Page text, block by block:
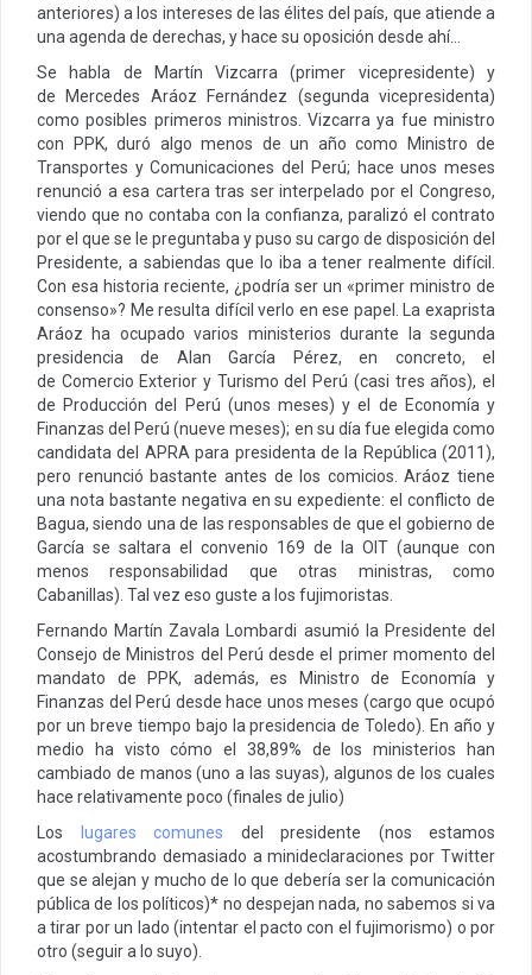
anteriores) a los intereses de las élites del país, que atiende a
una agenda de derechas, y hace su oposición desde ahí…
Se habla de Martín Vizcarra (primer vicepresidente) y
de Mercedes Aráoz Fernández (segunda vicepresidenta)
como posibles primeros ministros. Vizcarra ya fue ministro
con PPK, duró algo menos de un año como Ministro de
Transportes y Comunicaciones del Perú; hace unos meses
renunció a esa cartera tras ser interpelado por el Congreso,
viendo que no contaba con la confianza, paralizó el contrato
por el que se le preguntaba y puso su cargo de disposición del
Presidente, a sabiendas que lo iba a tener realmente difícil.
Con esa historia reciente, ¿podría ser un «primer ministro de
consenso»? Me resulta difícil verlo en ese papel. La exaprista
Aráoz ha ocupado varios ministerios durante la segunda
presidencia de Alan García Pérez, en concreto, el
de Comercio Exterior y Turismo del Perú (casi tres años), el
de Producción del Perú (unos meses) y el de Economía y
Finanzas del Perú (nueve meses); en su día fue elegida como
candidata del APRA para presidenta de la República (2011),
pero renunció bastante antes de los comicios. Aráoz tiene
una nota bastante negativa en su expediente: el conflicto de
Bagua, siendo una de las responsables de que el gobierno de
García se saltara el convenio 169 de la OIT (aunque con
menos responsabilidad que otras ministras, como
Cabanillas). Tal vez eso guste a los fujimoristas.
Fernando Martín Zavala Lombardi asumió la Presidente del
Consejo de Ministros del Perú desde el primer momento del
mandato de PPK, además, es Ministro de Economía y
Finanzas del Perú desde hace unos meses (cargo que ocupó
por un breve tiempo bajo la presidencia de Toledo). En año y
medio ha visto cómo el 38,89% de los ministerios han
cambiado de manos (uno a las suyas), algunos de los cuales
hace relativamente poco (finales de julio)
Los
lugares comunes del presidente (nos estamos
acostumbrando demasiado a minideclaraciones por Twitter
que se alejan y mucho de lo que debería ser la comunicación
pública de los políticos)* no despejan nada, no sabemos si va
a tirar por un lado (intentar el pacto con el fujimorismo) o por
otro (seguir a lo suyo).